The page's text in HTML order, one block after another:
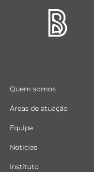
Quem somos
Áreas de atuação
Equipe
Notícias
Instituto